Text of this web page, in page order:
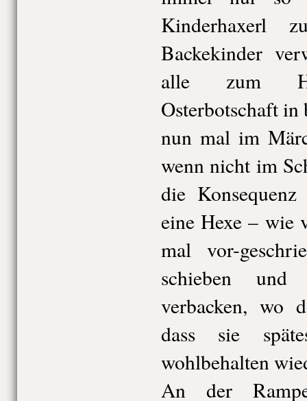
Kinderhaxerl
Backekinder
alle zum
Osterbotschaft
nun mal im
wenn nicht im
die
eine Hexe – wie
mal vor-
schieben
verbacken, wo
dass sie
wohlbehalten
An der